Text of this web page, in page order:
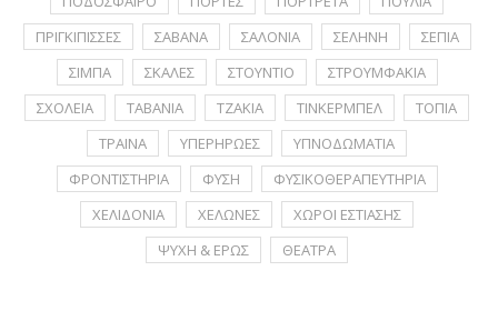
ΠΡΙΓΚΙΠΙΣΣΕΣ
ΣΑΒΑΝΑ ΣΑΛΟΝΙΑ ΣΕΛΗΝΗ
ΣΕΠΙΑ
ΣΙΜΠΑ
ΣΚΑΛΕΣ ΣΤΟΥΝΤΙΟ
ΣΤΡΟΥΜΦΑΚΙΑ
ΣΧΟΛΕΙΑ
ΤΑΒΑΝΙΑ ΤΖΑΚΙΑ ΤΙΝΚΕΡΜΠΕΛ
ΤΟΠΙΑ
ΤΡΑΙΝΑ
ΥΠΕΡΗΡΩΕΣ
ΥΠΝΟΔΩΜΑΤΙΑ
ΦΡΟΝΤΙΣΤΗΡΙΑ
ΦΥΣΗ
ΦΥΣΙΚΟΘΕΡΑΠΕΥΤΗΡΙΑ
ΧΕΛΙΔΟΝΙΑ
ΧΕΛΩΝΕΣ
ΧΩΡΟΙ ΕΣΤΙΑΣΗΣ
ΨΥΧΗ & ΕΡΩΣ
ΘΕΑΤΡΑ